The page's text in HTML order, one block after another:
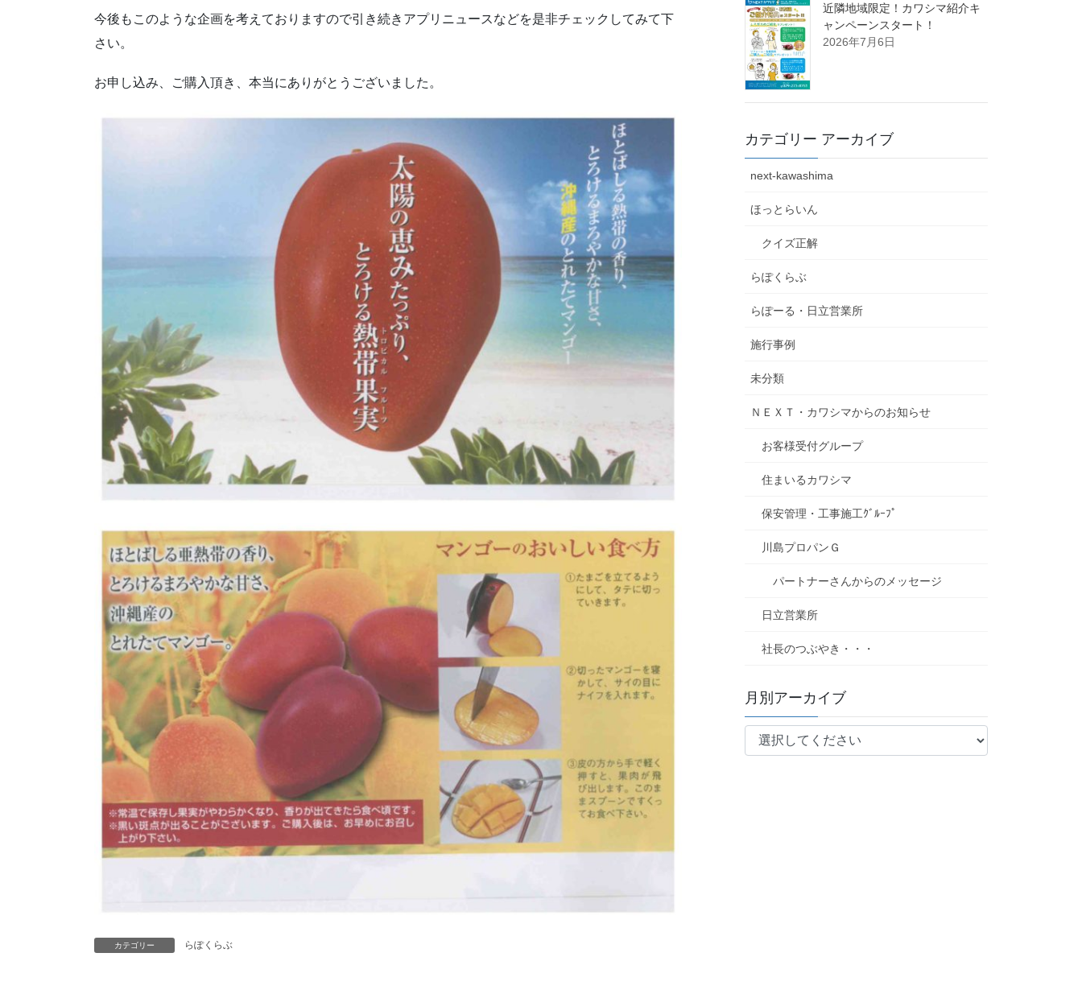
今後もこのような企画を考えておりますので引き続きアプリニュースなどを是非チェックしてみて下
さい。
お申し込み、ご購入頂き、本当にありがとうございました。
カテゴリー らぽくらぶ
近隣地域限定！カワシマ紹介キ
ャンペーンスタート！
2026年7月6日
カテゴリー アーカイブ
next-kawashima
ほっとらいん
クイズ正解
らぽくらぶ
らぽーる・日立営業所
施行事例
未分類
ＮＥＸＴ・カワシマからのお知らせ
お客様受付グループ
住まいるカワシマ
保安管理・工事施工ｸﾞﾙｰﾌﾟ
川島プロパンＧ
パートナーさんからのメッセージ
日立営業所
社長のつぶやき・・・
月別アーカイブ